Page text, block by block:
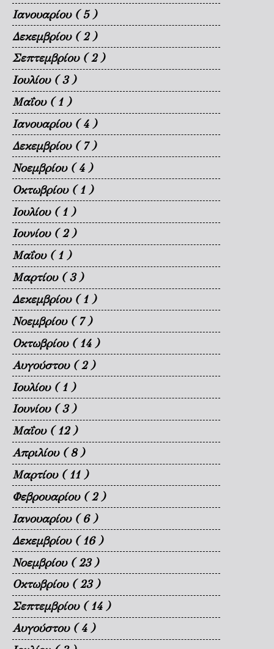
Ιανουαρίου ( 5 )
Δεκεμβρίου ( 2 )
Σεπτεμβρίου ( 2 )
Ιουλίου ( 3 )
Μαΐου ( 1 )
Ιανουαρίου ( 4 )
Δεκεμβρίου ( 7 )
Νοεμβρίου ( 4 )
Οκτωβρίου ( 1 )
Ιουλίου ( 1 )
Ιουνίου ( 2 )
Μαΐου ( 1 )
Μαρτίου ( 3 )
Δεκεμβρίου ( 1 )
Νοεμβρίου ( 7 )
Οκτωβρίου ( 14 )
Αυγούστου ( 2 )
Ιουλίου ( 1 )
Ιουνίου ( 3 )
Μαΐου ( 12 )
Απριλίου ( 8 )
Μαρτίου ( 11 )
Φεβρουαρίου ( 2 )
Ιανουαρίου ( 6 )
Δεκεμβρίου ( 16 )
Νοεμβρίου ( 23 )
Οκτωβρίου ( 23 )
Σεπτεμβρίου ( 14 )
Αυγούστου ( 4 )